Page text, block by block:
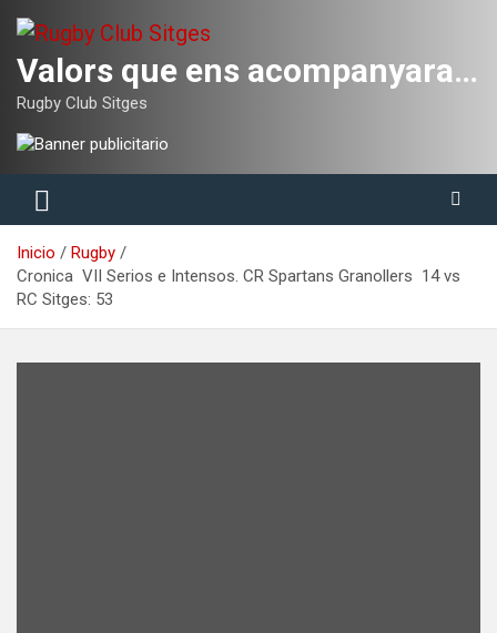
contenido
Valors que ens acompanyaran tota la vida
Rugby Club Sitges
Inicio
Rugby
Cronica VII Serios e Intensos. CR Spartans Granollers 14 vs
RC Sitges: 53